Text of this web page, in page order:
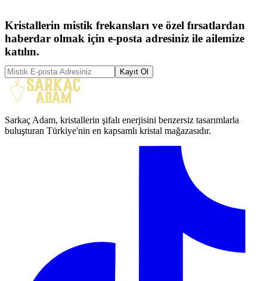
Kristallerin mistik frekansları ve özel fırsatlardan
haberdar olmak için e-posta adresiniz ile ailemize
katılın.
Kayıt Ol
Sarkaç Adam, kristallerin şifalı enerjisini benzersiz tasarımlarla
buluşturan Türkiye'nin en kapsamlı kristal mağazasıdır.